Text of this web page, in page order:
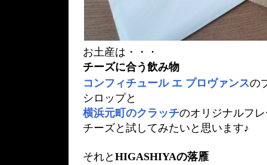
お土産は・・・
チーズに合う飲み物
コンフィチュール エ プロヴァンスの
シロップと
横浜元町のクラッチのオリジナルフ
チーズと試してみたいと思います♪
それと HIGASHIYAの落雁